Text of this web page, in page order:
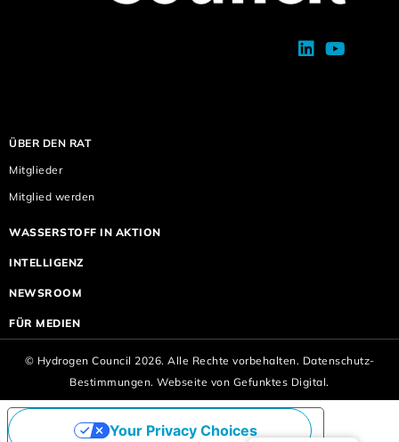
ÜBER DEN RAT
Mitglieder
Mitglied werden
WASSERSTOFF IN AKTION
INTELLIGENZ
NEWSROOM
FÜR MEDIEN
© Hydrogen Council 2026. Alle Rechte vorbehalten. Datenschutz-
Bestimmungen. Webseite von Gefunktes Digital.
Your Privacy Choices